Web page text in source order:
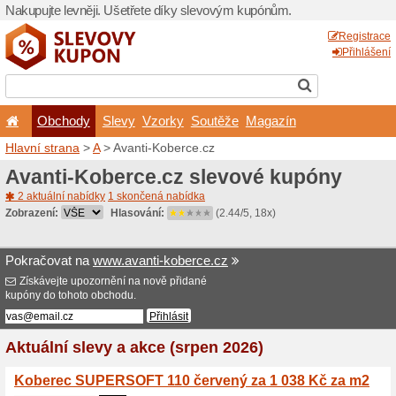
Nakupujte levněji.
Obchody
Hlavní strana>A> Avanti-